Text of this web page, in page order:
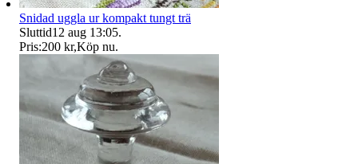
Snidad uggla ur kompakt tungt trä
Sluttid12 aug 13:05.
Pris:200 kr,Köp nu.